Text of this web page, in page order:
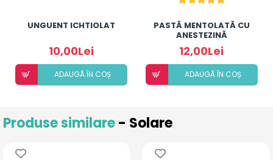
UNGUENT ICHTIOLAT
10,00Lei
ADAUGÃ ÎN COȘ
PASTĂ MENTOLATĂ CU
ANESTEZINĂ
12,00Lei
ADAUGÃ ÎN COȘ
Produse similare- Solare